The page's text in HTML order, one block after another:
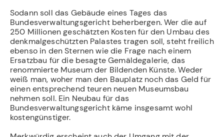
Sodann soll das Gebäude eines Tages das
Bundesverwaltungsgericht beherbergen. Wer die auf
250 Millionen geschätzten Kosten für den Umbau des
denkmalgeschützten Palastes tragen soll, steht freilich
ebenso in den Sternen wie die Frage nach einem
Ersatzbau für die besagte Gemäldegalerie, das
renommierte Museum der Bildenden Künste. Weder
weiß man, woher man den Bauplatz noch das Geld für
einen entsprechend teuren neuen Museumsbau
nehmen soll. Ein Neubau für das
Bundesverwaltungsgericht käme insgesamt wohl
kostengünstiger.